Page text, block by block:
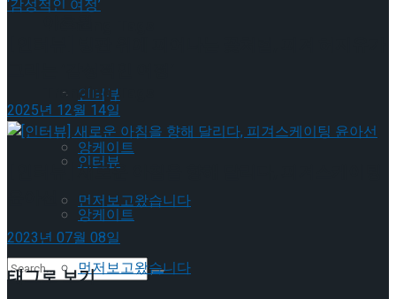
인터뷰
앙케이트
먼저보고왔습니다
Trending Tags
인터뷰
앙케이트
먼저보고왔습니다
2025년 12월 14일
[인터뷰] 새로운 아침을 향해 달리다, 피겨스케이팅
2023년 07월 08일
태그로 보기